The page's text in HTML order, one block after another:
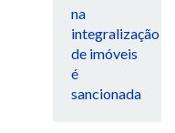
na
integralização
de imóveis
é
sancionada